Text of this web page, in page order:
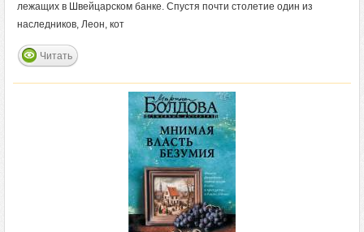
лежащих в Швейцарском банке. Спустя почти столетие один из
наследников, Леон, кот
Читать